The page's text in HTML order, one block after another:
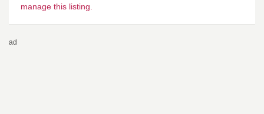
manage this listing.
ad